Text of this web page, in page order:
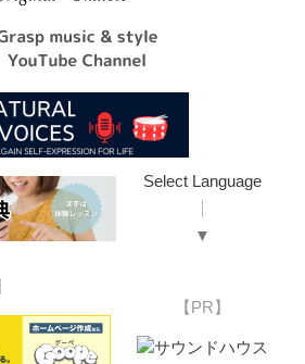
Select Language
▼
【PR】